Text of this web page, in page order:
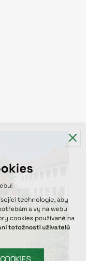
technologie, aby
a vy na webu
cookies používané na
totožnosti uživatelů